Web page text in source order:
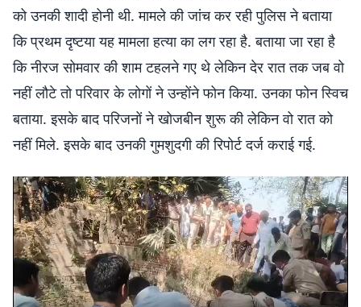
को उनकी शादी होनी थी. मामले की जांच कर रही पुलिस ने बताया
कि प्रथम दृष्टया यह मामला हत्या का लग रहा है. बताया जा रहा है
कि नीरज सोमवार की शाम टहलने गए थे लेकिन देर रात तक जब वो
नहीं लौटे तो परिवार के लोगों ने उन्होंने फोन किया. उनका फोन स्विच
बताया. इसके बाद परिजनों ने खोजबीन शुरू की लेकिन वो रात को
नहीं मिले. इसके बाद उनकी गुमशुदगी की रिपोर्ट दर्ज कराई गई.